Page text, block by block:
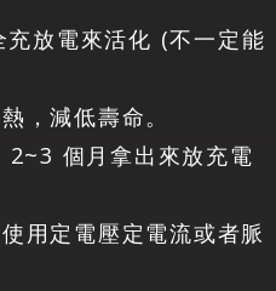
放電來活化 (不一定能
，減低壽命。
個月拿出來放充電
用定電壓定電流或者脈